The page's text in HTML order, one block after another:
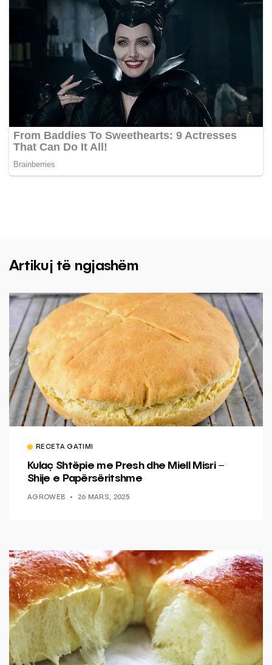
Artikuj të ngjashëm
RECETA GATIMI
Kulaç Shtëpie me Presh dhe Miell Misri –
Shije e Papërsëritshme
AGROWEB 26 MARS, 2025